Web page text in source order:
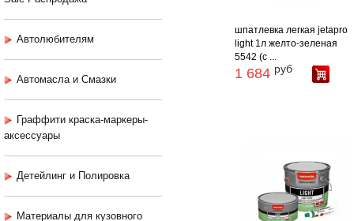
Автолюбителям
Автомасла и Смазки
Граффити краска-маркеры-
аксессуары
Детейлинг и Полировка
Материалы для кузовного
шпатлевка легкая jetapro
light 1л желто-зеленая
5542 (с ...
1 684 руб